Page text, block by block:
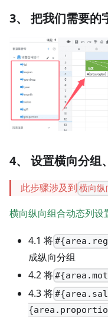
3、 把我们需要的
4、 设置横向分组
此步骤涉及到 横向纵
横向纵向组合动态列设
4.1 将
成纵向分组
4.2 将
4.3 将